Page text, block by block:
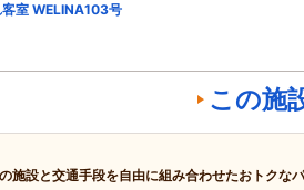
室 WELINA103号
この施
施設と交通手段を自由に組み合わせたおトクな